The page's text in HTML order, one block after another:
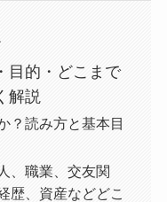
目的・どこまで
解説
？読み方と基本目
、職業、交友関
歴、資産などどこ